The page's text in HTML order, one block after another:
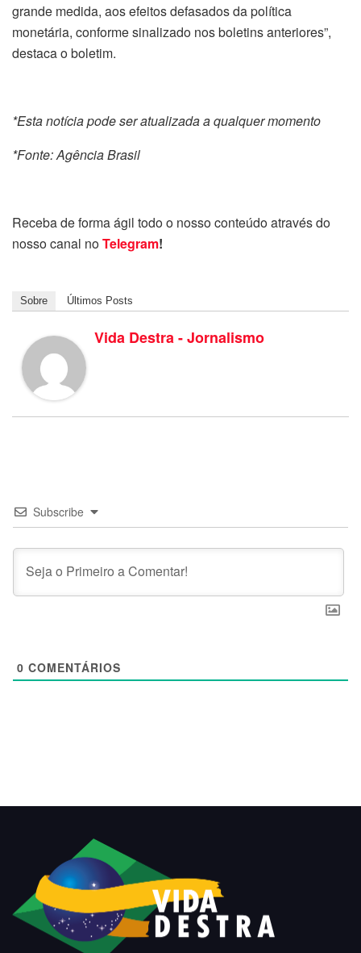
grande medida, aos efeitos defasados da política
monetária, conforme sinalizado nos boletins anteriores”,
destaca o boletim.
*Esta notícia pode ser atualizada a qualquer momento
*Fonte: Agência Brasil
Receba de forma ágil todo o nosso conteúdo através do
nosso canal noTelegram!
Sobre Últimos Posts
Vida Destra - Jornalismo
Subscribe
0 COMENTÁRIOS